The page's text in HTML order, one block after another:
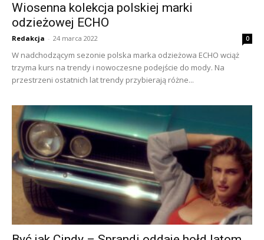
Wiosenna kolekcja polskiej marki
odzieżowej ECHO
Redakcja - 24 marca 2022 0
W nadchodzącym sezonie polska marka odzieżowa ECHO wciąż
trzyma kurs na trendy i nowoczesne podejście do mody. Na
przestrzeni ostatnich lat trendy przybierają różne...